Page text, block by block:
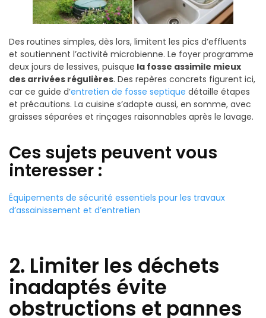
Des routines simples, dès lors, limitent les pics d’effluents
et soutiennent l’activité microbienne. Le foyer programme
deux jours de lessives, puisque la fosse assimile mieux
des arrivées régulières. Des repères concrets figurent ici,
car ce guide d’entretien de fosse septique détaille étapes
et précautions. La cuisine s’adapte aussi, en somme, avec
graisses séparées et rinçages raisonnables après le lavage.
Ces sujets peuvent vous
interesser :
Équipements de sécurité essentiels pour les travaux
d’assainissement et d’entretien
2. Limiter les déchets
inadaptés évite
obstructions et pannes